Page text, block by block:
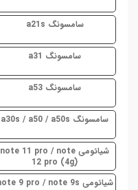
سامسونگ a21s
سامسونگ a31
سامسونگ a53
سامسونگ a30s / a50 / a50s
شیائومی note 11 pro / note
12 pro (4g)
شیائومی note 9 pro / note 9s